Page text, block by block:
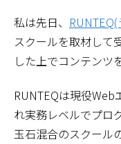
私は先日、
スクールを取材して
した上でコンテンツ
RUNTEQは現役Web
れ実務レベルでプロ
玉石混合のスクール